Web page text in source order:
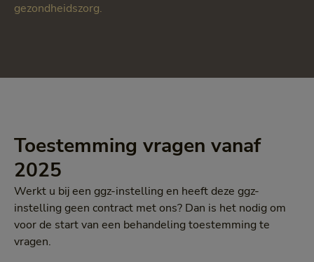
gezondheidszorg.
Toestemming vragen vanaf
2025
Werkt u bij een ggz-instelling en heeft deze ggz-
instelling geen contract met ons? Dan is het nodig om
voor de start van een behandeling toestemming te
vragen.